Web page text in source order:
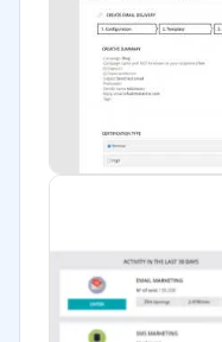
Farmacéutica
Bienes raíces
Minorista
Telecomunicaciones
Salud
Manufactura